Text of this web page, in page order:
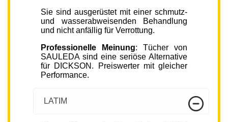
Sie sind ausgerüstet mit einer schmutz-
und wasserabweisenden Behandlung
und nicht anfällig für Verrottung.
Professionelle Meinung: Tücher von
SAULEDA sind eine seriöse Alternative
für DICKSON. Preiswerter mit gleicher
Performance.
LATIM